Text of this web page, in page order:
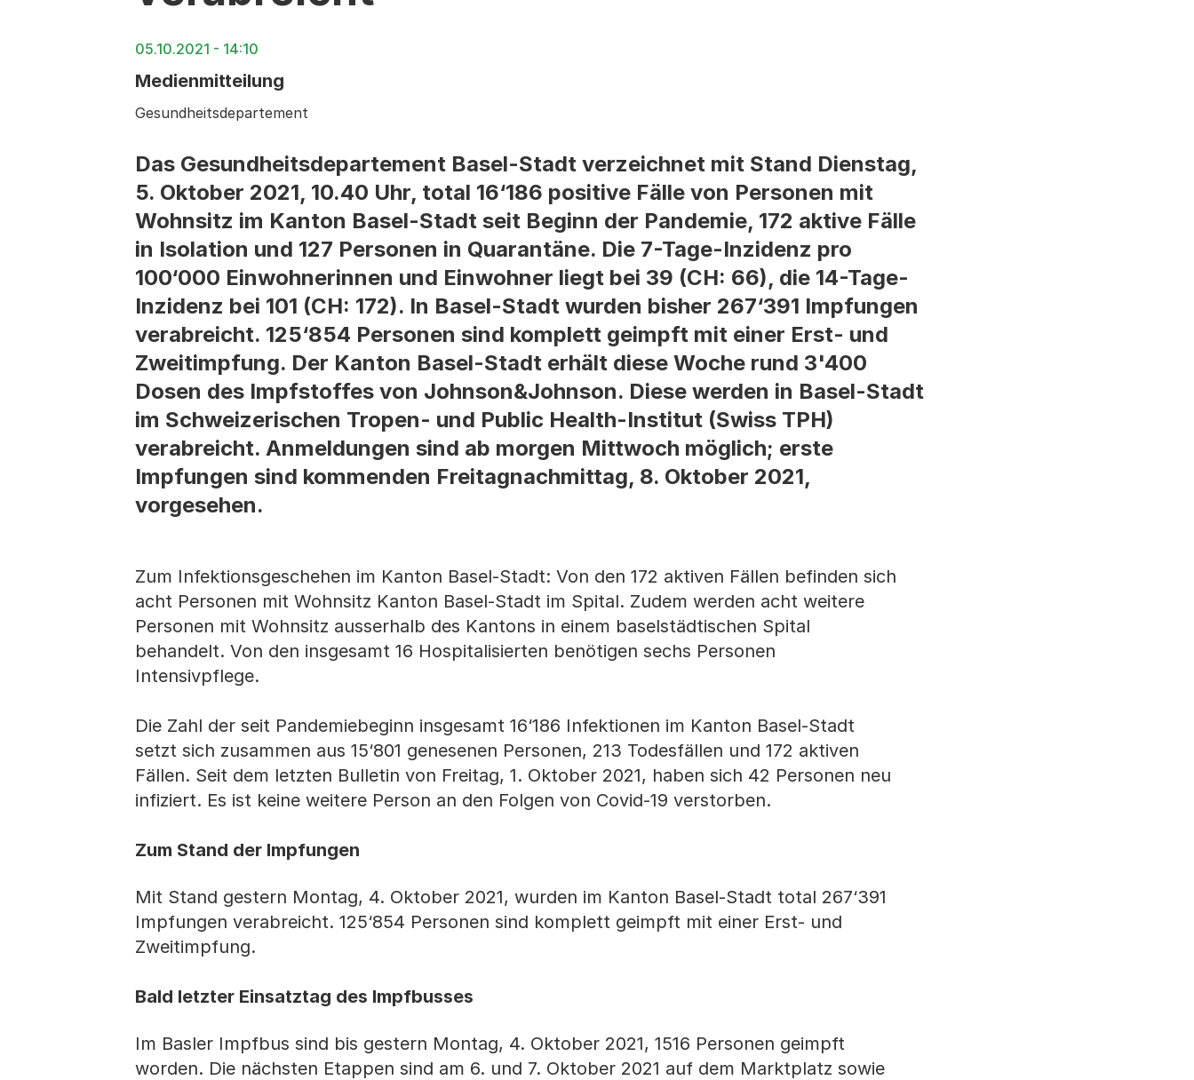
05.10.2021 - 14:10
Medienmitteilung
Gesundheitsdepartement
Das Gesundheitsdepartement Basel-Stadt verzeichnet mit Stand Dienstag,
5. Oktober 2021, 10.40 Uhr, total 16‘186 positive Fälle von Personen mit
Wohnsitz im Kanton Basel-Stadt seit Beginn der Pandemie, 172 aktive Fälle
in Isolation und 127 Personen in Quarantäne. Die 7-Tage-Inzidenz pro
100‘000 Einwohnerinnen und Einwohner liegt bei 39 (CH: 66), die 14-Tage-
Inzidenz bei 101 (CH: 172). In Basel-Stadt wurden bisher 267‘391 Impfungen
verabreicht. 125‘854 Personen sind komplett geimpft mit einer Erst- und
Zweitimpfung. Der Kanton Basel-Stadt erhält diese Woche rund 3'400
Dosen des Impfstoffes von Johnson&Johnson. Diese werden in Basel-Stadt
im Schweizerischen Tropen- und Public Health-Institut (Swiss TPH)
verabreicht. Anmeldungen sind ab morgen Mittwoch möglich; erste
Impfungen sind kommenden Freitagnachmittag, 8. Oktober 2021,
vorgesehen.
Zum Infektionsgeschehen im Kanton Basel-Stadt: Von den 172 aktiven Fällen befinden sich
acht Personen mit Wohnsitz Kanton Basel-Stadt im Spital. Zudem werden acht weitere
Personen mit Wohnsitz ausserhalb des Kantons in einem baselstädtischen Spital
behandelt. Von den insgesamt 16 Hospitalisierten benötigen sechs Personen
Intensivpflege.
Die Zahl der seit Pandemiebeginn insgesamt 16‘186 Infektionen im Kanton Basel-Stadt
setzt sich zusammen aus 15‘801 genesenen Personen, 213 Todesfällen und 172 aktiven
Fällen. Seit dem letzten Bulletin von Freitag, 1. Oktober 2021, haben sich 42 Personen neu
infiziert. Es ist keine weitere Person an den Folgen von Covid-19 verstorben.
Zum Stand der Impfungen
Mit Stand gestern Montag, 4. Oktober 2021, wurden im Kanton Basel-Stadt total 267‘391
Impfungen verabreicht. 125‘854 Personen sind komplett geimpft mit einer Erst- und
Zweitimpfung.
Bald letzter Einsatztag des Impfbusses
Im Basler Impfbus sind bis gestern Montag, 4. Oktober 2021, 1516 Personen geimpft
worden. Die nächsten Etappen sind am 6. und 7. Oktober 2021 auf dem Marktplatz sowie